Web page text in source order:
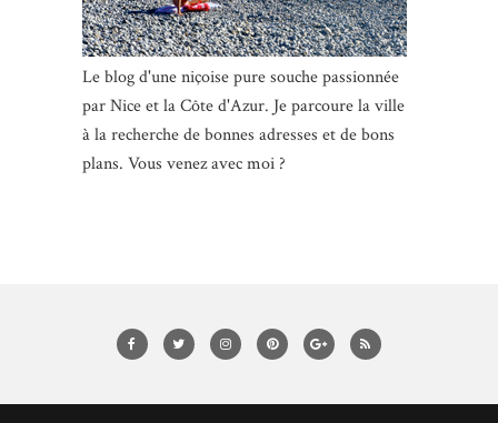
Le blog d'une niçoise pure souche passionnée
par Nice et la Côte d'Azur. Je parcoure la ville
à la recherche de bonnes adresses et de bons
plans. Vous venez avec moi ?